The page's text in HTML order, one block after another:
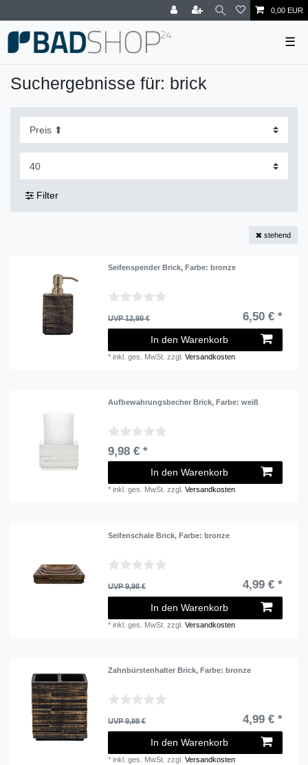
0,00 EUR
☰
Suchergebnisse für: brick
Filter
stehend
Seifenspender Brick, Farbe: bronze
UVP 12,99 € 6,50 € *
In den Warenkorb
*inkl. ges. MwSt. zzgl.Versandkosten
Aufbewahrungsbecher Brick, Farbe: weiß
9,98 € *
In den Warenkorb
*inkl. ges. MwSt. zzgl.Versandkosten
Seifenschale Brick, Farbe: bronze
UVP 9,98 € 4,99 € *
In den Warenkorb
*inkl. ges. MwSt. zzgl.Versandkosten
Zahnbürstenhalter Brick, Farbe: bronze
UVP 9,98 € 4,99 € *
In den Warenkorb
*inkl. ges. MwSt. zzgl.Versandkosten